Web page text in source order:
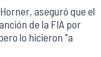
aseguró que el
de la FIA por
lo hicieron "a